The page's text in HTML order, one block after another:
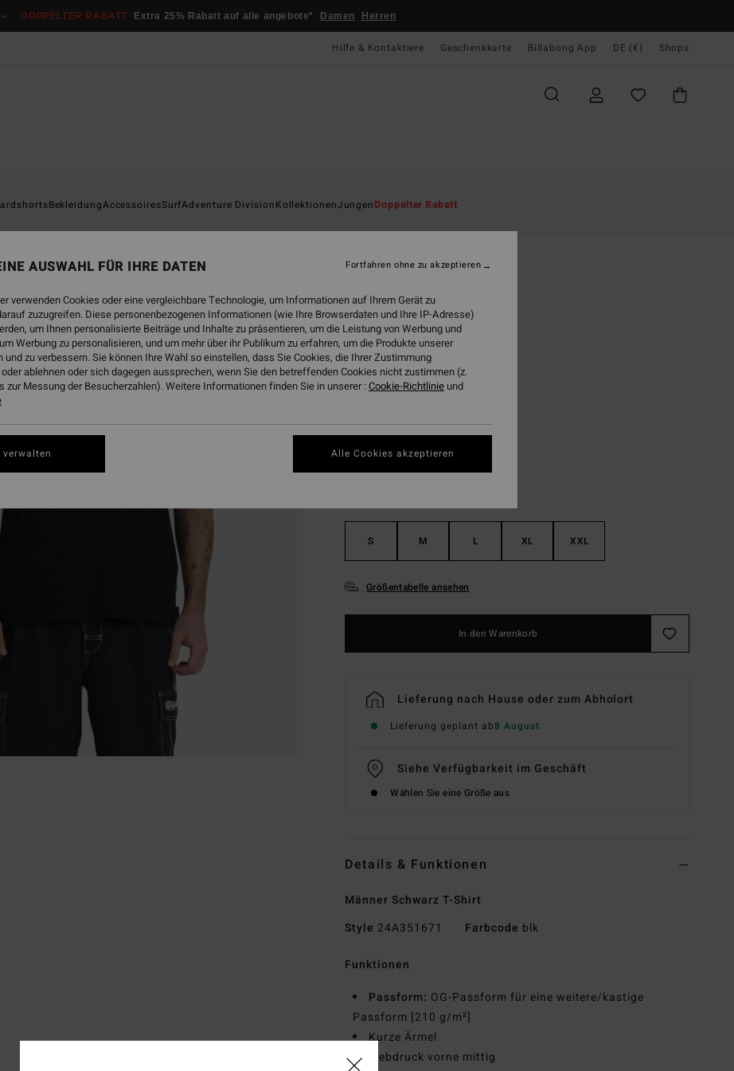
DOPPELTER RABATT Extra 25% Rabatt auf alle angebote* Damen Herren
Hilfe & Kontaktiere Geschenkkarte Billabong App DE (€) Shops
BekleidungAccessoiresSurfAdventure DivisionKollektionenJungenDoppelter Rabatt
Spec 73 Orbit Og
35,95 €
63%
13,48 €
SALE
DOPPELTER RABATT EXTRA 25%
S M L XL XXL
Größentabelle ansehen
In den Warenkorb
Lieferung nach Hause oder zum Abholort
Lieferung geplant ab8 August
Siehe Verfügbarkeit im Geschäft
Wählen Sie eine Größe aus
Details & Funktionen
Männer Schwarz T-Shirt
Style 24A351671 Farbcode blk
Funktionen
Passform: OG-Passform für eine weitere/kastige
Passform [210 g/m²]
Kurze Ärmel
Siebdruck vorne mittig
AUSWAHL FÜR IHRE DATEN
verwenden Cookies oder eine vergleichbare Technologie, um Informationen auf Ihrem Gerät zu
zuzugreifen. Diese personenbezogenen Informationen (wie Ihre Browserdaten und Ihre IP-Adresse)
um Ihnen personalisierte Beiträge und Inhalte zu präsentieren, um die Leistung von Werbung und
Werbung zu personalisieren, und um mehr über ihr Publikum zu erfahren, um die Produkte unserer
und zu verbessern. Sie können Ihre Wahl so einstellen, dass Sie Cookies, die Ihrer Zustimmung
ablehnen oder sich dagegen aussprechen, wenn Sie den betreffenden Cookies nicht zustimmen (z.
zur Messung der Besucherzahlen). Weitere Informationen finden Sie in unserer :Cookie-Richtlinie und
Fortfahren ohne zu akzeptieren
Alle Cookies akzeptieren